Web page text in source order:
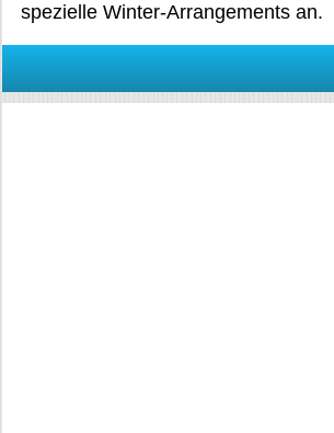
spezielle Winter-Arrangements an.